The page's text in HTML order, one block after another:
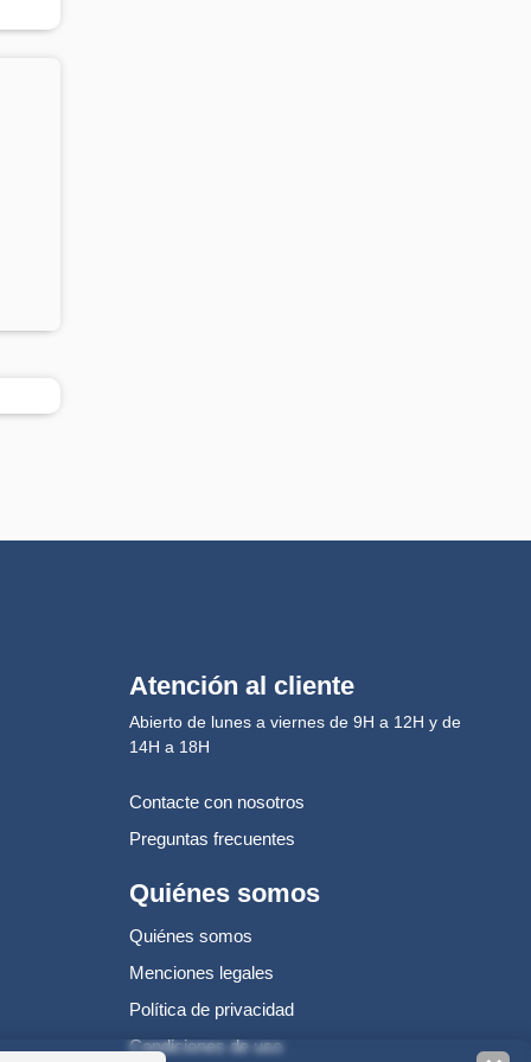
Atención al cliente
Abierto de lunes a viernes de 9H a 12H y de
14H a 18H
Contacte con nosotros
Preguntas frecuentes
Quiénes somos
Quiénes somos
Menciones legales
Política de privacidad
Condiciones de uso